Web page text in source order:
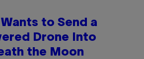
to Send a
Drone Into
the Moon